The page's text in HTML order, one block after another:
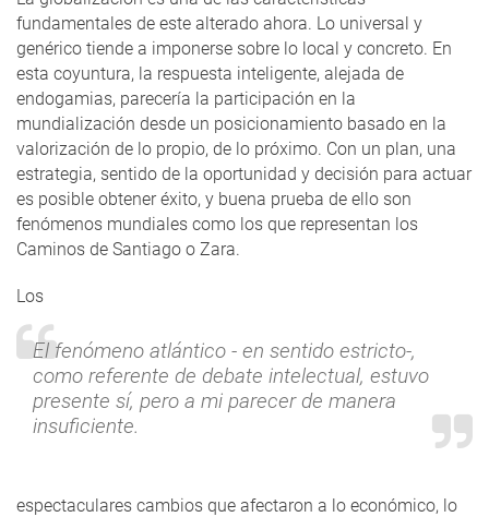
fundamentales de este alterado ahora. Lo universal y
genérico tiende a imponerse sobre lo local y concreto. En
esta coyuntura, la respuesta inteligente, alejada de
endogamias, parecería la participación en la
mundialización desde un posicionamiento basado en la
valorización de lo propio, de lo próximo. Con un plan, una
estrategia, sentido de la oportunidad y decisión para actuar
es posible obtener éxito, y buena prueba de ello son
fenómenos mundiales como los que representan los
Caminos de Santiago o Zara.
El fenómeno atlántico - en sentido estricto-,
como referente de debate intelectual, estuvo
presente sí, pero a mi parecer de manera
insuficiente.
Los
espectaculares cambios que afectaron a lo económico, lo